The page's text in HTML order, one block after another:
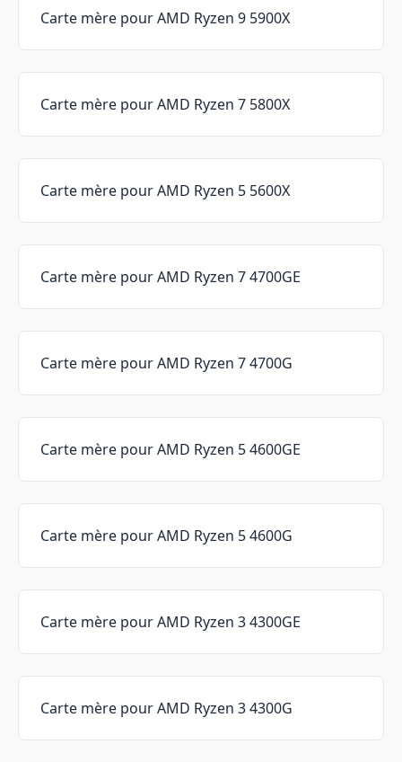
Carte mère pour AMD Ryzen 9 5900X
Carte mère pour AMD Ryzen 7 5800X
Carte mère pour AMD Ryzen 5 5600X
Carte mère pour AMD Ryzen 7 4700GE
Carte mère pour AMD Ryzen 7 4700G
Carte mère pour AMD Ryzen 5 4600GE
Carte mère pour AMD Ryzen 5 4600G
Carte mère pour AMD Ryzen 3 4300GE
Carte mère pour AMD Ryzen 3 4300G